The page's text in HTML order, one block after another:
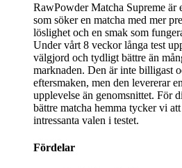
RawPowder Matcha Supreme
som söker en matcha med mer
löslighet och en smak som
Under vårt 8 veckor långa test
välgjord och tydligt bättre än
marknaden. Den är inte billigast
eftersmaken, men den levererar
upplevelse än genomsnittet. För
bättre matcha hemma tycker vi
intressanta valen i testet.
Fördelar